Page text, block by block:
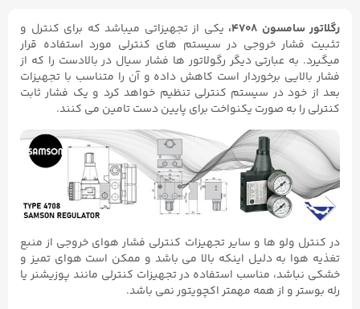
رگلاتور سامسون ۴۷۰۸،
یکی از تجهیزاتی میباشد که برای کنترل و
تثبیت فشار خروجی در سیستم های کنترلی مورد استفاده قرار
میگیرد. به عبارتی دیگر رگولاتور ها فشار سیال در بالادست را که از
فشار بالایی برخوردار است کاهش داده و آن را متناسب با تجهیزات
بعد از خود در سیستم کنترلی تنظیم خواهد کرد و یک فشار ثابت
کنترلی را به صورت یکنواخت برای پایین دست تامین می کنند.
در کنترل ولو ها و سایر تجهیزات کنترلی فشار هوای خروجی از منبع
تغذیه هوا به دلیل اینکه بالا می باشد و ممکن است هوای تمیز و
خشکی نباشد، مناسب استفاده در تجهیزات کنترلی مانند پوزیشنر یا
رله بوستر و از همه مهمتر اکچویتور نمی باشد.